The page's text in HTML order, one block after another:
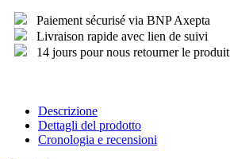
Paiement sécurisé via BNP Axepta
Livraison rapide avec lien de suivi
14 jours pour nous retourner le produit
Descrizione
Dettagli del prodotto
Cronologia e recensioni